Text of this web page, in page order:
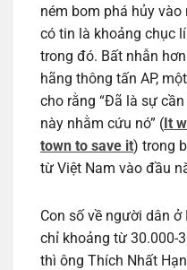
ném bom phá hủy
có tin là khoảng chục
trong đó. Bất nhẫn
hãng thông tấn AP,
cho rằng “Đã là sự
này nhằm cứu nó” ( It
town to save it) trong
từ Việt Nam vào đầu
Con số về người dân
chỉ khoảng từ 30.000-
thì ông Thích Nhất